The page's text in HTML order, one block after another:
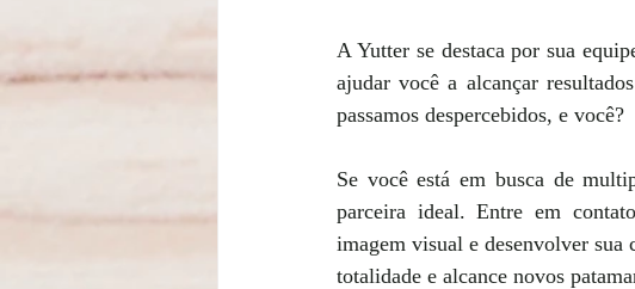
A Yutter se destaca por sua
ajudar você a alcançar
passamos despercebidos, e você?
Se você está em busca de
parceira ideal. Entre em
imagem visual e desenvolver sua
totalidade e alcance novos